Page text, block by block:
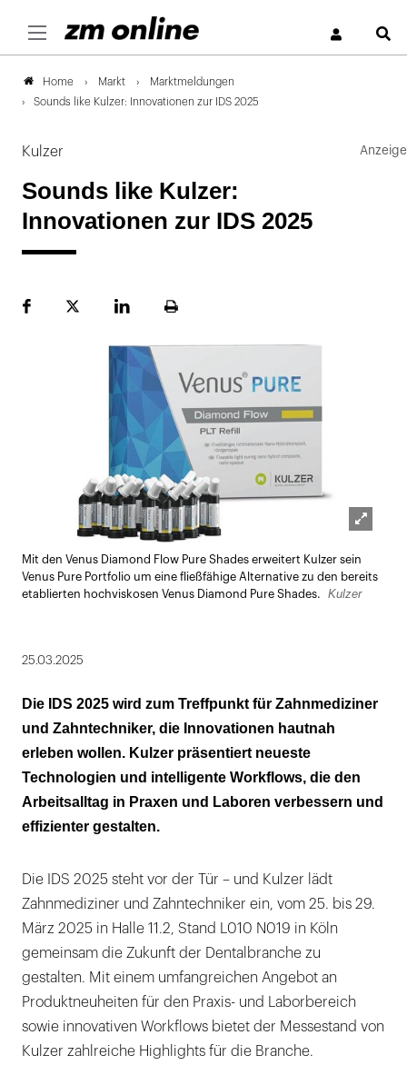
Home Markt
Marktmeldungen
Sounds like Kulzer: Innovationen zur IDS 2025
Kulzer
Sounds like Kulzer:
Innovationen zur IDS 2025
FacebookPlattformLinekdInSeite
öffnen
Mit den Venus Diamond Flow Pure Shades erweitert Kulzer sein
Venus Pure Portfolio um eine fließfähige Alternative zu den bereits
etablierten hochviskosen Venus Diamond Pure Shades.
Kulzer
25.03.2025
Die IDS 2025 wird zum Treffpunkt für Zahnmediziner
und Zahntechniker, die Innovationen hautnah
erleben wollen. Kulzer präsentiert neueste
Technologien und intelligente Workflows, die den
Arbeitsalltag in Praxen und Laboren verbessern und
effizienter gestalten.
Die IDS 2025 steht vor der Tür – und Kulzer lädt
Zahnmediziner und Zahntechniker ein, vom 25. bis 29.
März 2025 in Halle 11.2, Stand L010 N019 in Köln
gemeinsam die Zukunft der Dentalbranche zu
gestalten. Mit einem umfangreichen Angebot an
Produktneuheiten für den Praxis- und Laborbereich
sowie innovativen Workflows bietet der Messestand von
Kulzer zahlreiche Highlights für die Branche.